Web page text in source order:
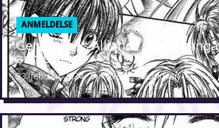
ANMELDELSE
Gentlemen’s Alliance Cross manga
anmeldelse
23. februar 2024 · Erik Weber-Lauridsen